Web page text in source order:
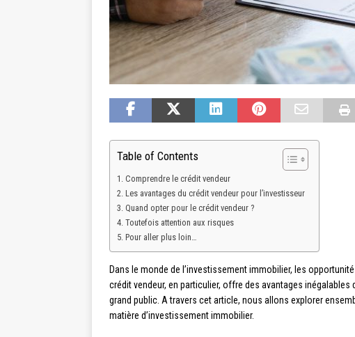
Table of Contents
Comprendre le crédit vendeur
Les avantages du crédit vendeur pour l’investisseur
Quand opter pour le crédit vendeur ?
Toutefois attention aux risques
Pour aller plus loin…
Dans le monde de l’investissement immobilier, les
crédit vendeur, en particulier, offre des avantages
grand public. A travers cet article, nous allons explorer
matière d’investissement immobilier.